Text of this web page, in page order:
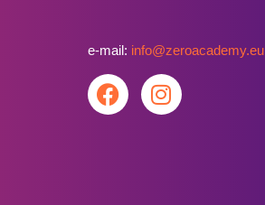
e-mail: info@zeroacademy.eu